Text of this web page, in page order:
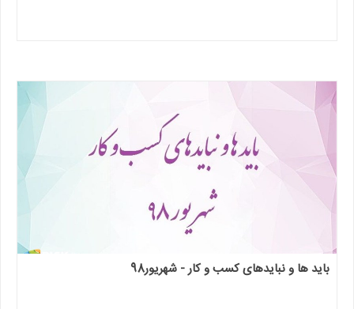
باید ها و نبایدهای کسب و کار - شهریور98